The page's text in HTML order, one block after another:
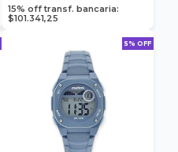
15% off transf. bancaria:
$101.341,25
5% OFF